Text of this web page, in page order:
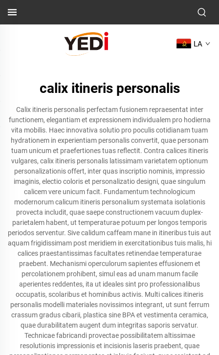
LA
calix itineris personalis
Calix itineris personalis perfectam fusionem repraesentat inter
functionem, elegantiam et expressionem individualem pro hodierna
vita mobilis. Haec innovativa solutio pro poculis cotidianam tuam
hydrationem in experientiam personalis convertit, quae personam
tuam unicum et praefertiones tuas reflectit. Contra calices itineris
vulgares, calix itineris personalis latissimam varietatem optionum
personalizationis offert, inter quas inscriptio nominis, impressio
imaginis, electio coloris et personalizatio designi, quae singulum
calicem vere unicum facit. Fundamentum technologicum
modernorum calicum itineris personalium systemata isolationis
provecta includit, quae saepe constructionem vacuum duplex-
parietalem habent, ut temperaturae potuum per longos temporis
periodos serventur. Sive calidum caffeam mane in itineribus tuis aut
aquam frigidissimam post meridiem in exercitationibus tuis malis, hi
calices praestantissimas facultates retinendae temperaturae
praebent. Mechanismi operculorum sapientes effusionem et
percolationem prohibent, simul eas ad unam manum facile
aperientes reddentes, ita ut ideales sint pro professionalibus
occupatis, scolaribus et hominibus activis. Multi calices itineris
personalis modelli materiales novissimos integrant, ut sunt ferrum
crassum gradus cibarii, plastica sine BPA et vestimenta ceramica,
quae durabilitatem augent dum integritas saporis servatur.
Technicae fabricandi provectae possibilitatem altissimae
resolutionis impressionis et incisionis laseris praebent, quae